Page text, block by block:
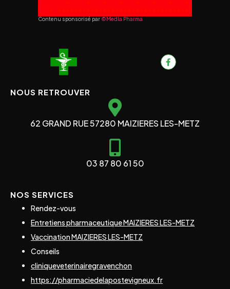
Contenu sponsorisé par ©Media Pharma
NOUS RETROUVER
62 GRAND RUE 57280 MAIZIERES LES-METZ
03 87 80 61 50
NOS SERVICES
Rendez-vous
Entretiens pharmaceutique MAIZIERES LES-METZ
Vaccination MAIZIERES LES-METZ
Conseils
cliniqueveterinairegravenchon
https://pharmaciedelapostevigneux.fr